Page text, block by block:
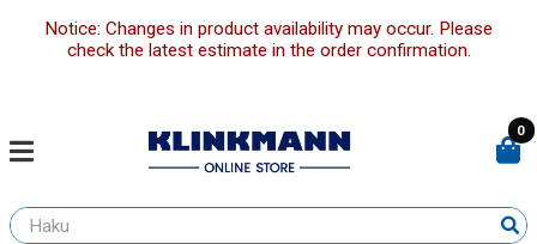
Notice: Changes in product availability may occur. Please
check the latest estimate in the order confirmation.
0